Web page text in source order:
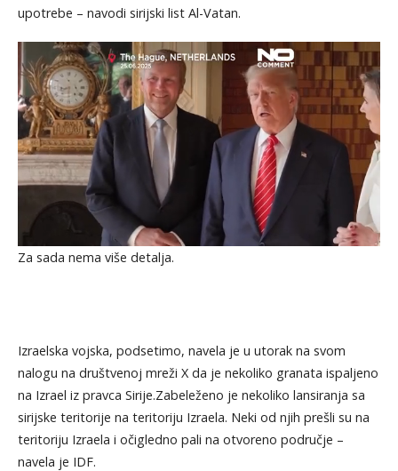
upotrebe – navodi sirijski list Al-Vatan.
Za sada nema više detalja.
Izraelska vojska, podsetimo, navela je u utorak na svom
nalogu na društvenoj mreži X da je nekoliko granata ispaljeno
na Izrael iz pravca Sirije.Zabeleženo je nekoliko lansiranja sa
sirijske teritorije na teritoriju Izraela. Neki od njih prešli su na
teritoriju Izraela i očigledno pali na otvoreno područje –
navela je IDF.